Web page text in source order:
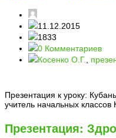
11.12.2015
1833
0 Комментариев
Косенко О.Г.,
Презентация к уроку:
учитель начальных классов
Презентация: